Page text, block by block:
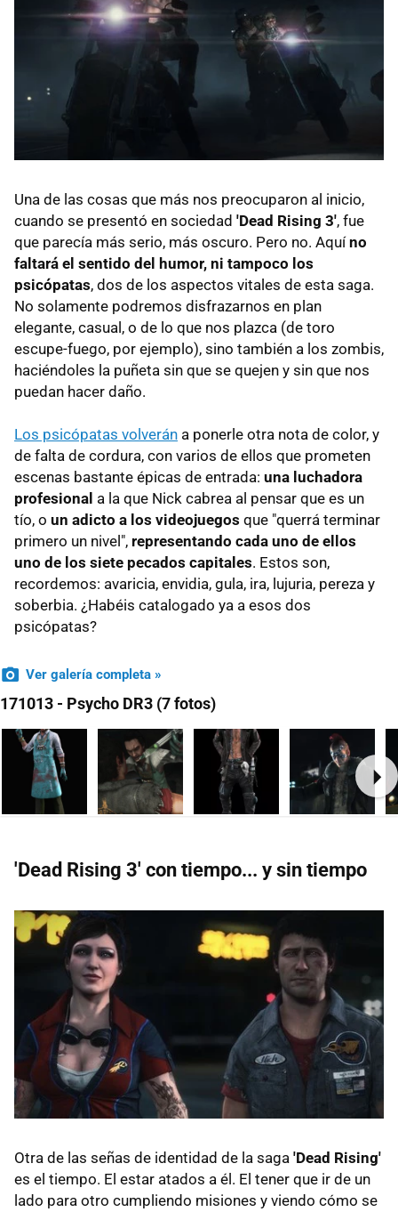
Una de las cosas que más nos preocuparon al inicio,
cuando se presentó en sociedad 'Dead Rising 3', fue
que parecía más serio, más oscuro. Pero no. Aquíno
faltará el sentido del humor, ni tampoco los
psicópatas, dos de los aspectos vitales de esta saga.
No solamente podremos disfrazarnos en plan
elegante, casual, o de lo que nos plazca (de toro
escupe-fuego, por ejemplo), sino también a los zombis,
haciéndoles la puñeta sin que se quejen y sin que nos
puedan hacer daño.
Los psicópatas volverán a ponerle otra nota de color, y
de falta de cordura, con varios de ellos que prometen
escenas bastante épicas de entrada: una luchadora
profesional a la que Nick cabrea al pensar que es un
tío, o un adicto a los videojuegos que "querrá terminar
primero un nivel", representando cada uno de ellos
uno de los siete pecados capitales. Estos son,
recordemos: avaricia, envidia, gula, ira, lujuria, pereza y
soberbia. ¿Habéis catalogado ya a esos dos
psicópatas?
Ver galería completa »
171013 - Psycho DR3 (7 fotos)
'Dead Rising 3' con tiempo... y sin tiempo
Otra de las señas de identidad de la saga 'Dead Rising'
es el tiempo. El estar atados a él. El tener que ir de un
lado para otro cumpliendo misiones y viendo cómo se